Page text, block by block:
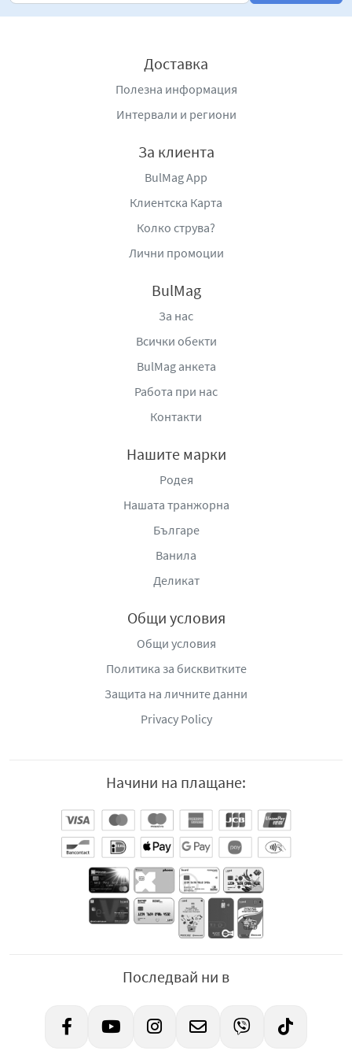
динамичното ежедневие, като същевременно запазва
съчетава традиция, свежест и натуралност. Тя
предлага добре балансиран и лек вкус, удобство при
употреба и усещане за автентичност, което я прави
: „Веселина Трейд” ЕООД, гр. Добрич,
ул. „А. Стоянов” №6, тел / факс : 058/60 26 11,
Доставка
Полезна информация
Интервали и региони
За клиента
BulMag App
Клиентска Карта
Колко струва?
Лични промоции
BulMag
За нас
Всички обекти
BulMag анкета
Работа при нас
Контакти
Нашите марки
Родея
Нашата транжорна
Българе
Ванила
Деликат
Общи условия
Общи условия
Политика за бисквитките
Защита на личните данни
Privacy Policy
Начини на плащане:
Последвай ни в